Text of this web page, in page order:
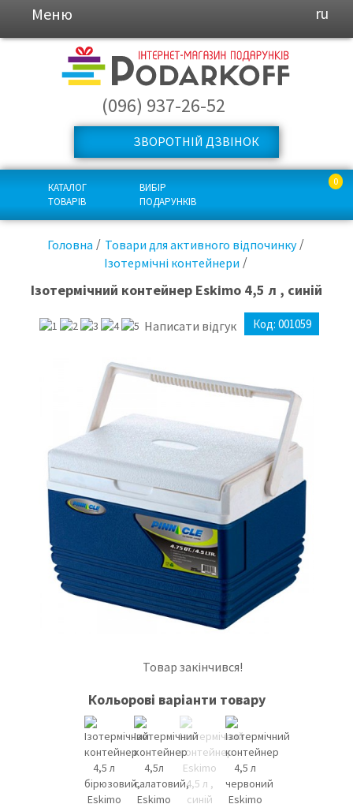
Меню ru
(096) 937-26-52
ЗВОРОТНІЙ ДЗВІНОК
КАТАЛОГ
ТОВАРІВ
ВИБІР
ПОДАРУНКІВ
0
Головна
Товари для активного відпочинку
Ізотермічні контейнери
Ізотермічний контейнер Eskimo 4,5 л , синій
Написати відгук Код: 001059
Товар закінчився!
Кольорові варіанти товару